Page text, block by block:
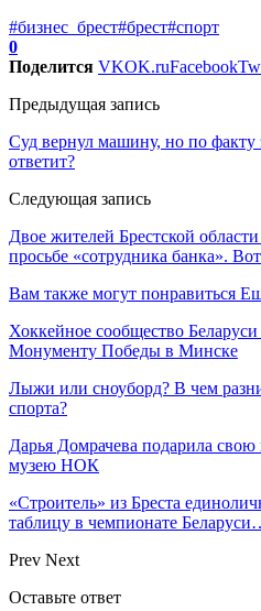
#бизнес_брест#брест#спорт
0
Поделится VKOK.ruFacebook
Предыдущая запись
Суд вернул машину, но по факту
ответит?
Следующая запись
Двое жителей Брестской
просьбе «сотрудника банка».
Вам также могут понравиться
Хоккейное сообщество
Монументу Победы в Минске
Лыжи или сноуборд? В чем
спорта?
Дарья Домрачева подарила
музею НОК
«Строитель» из Бреста
таблицу в чемпионате
Prev Next
Оставьте ответ